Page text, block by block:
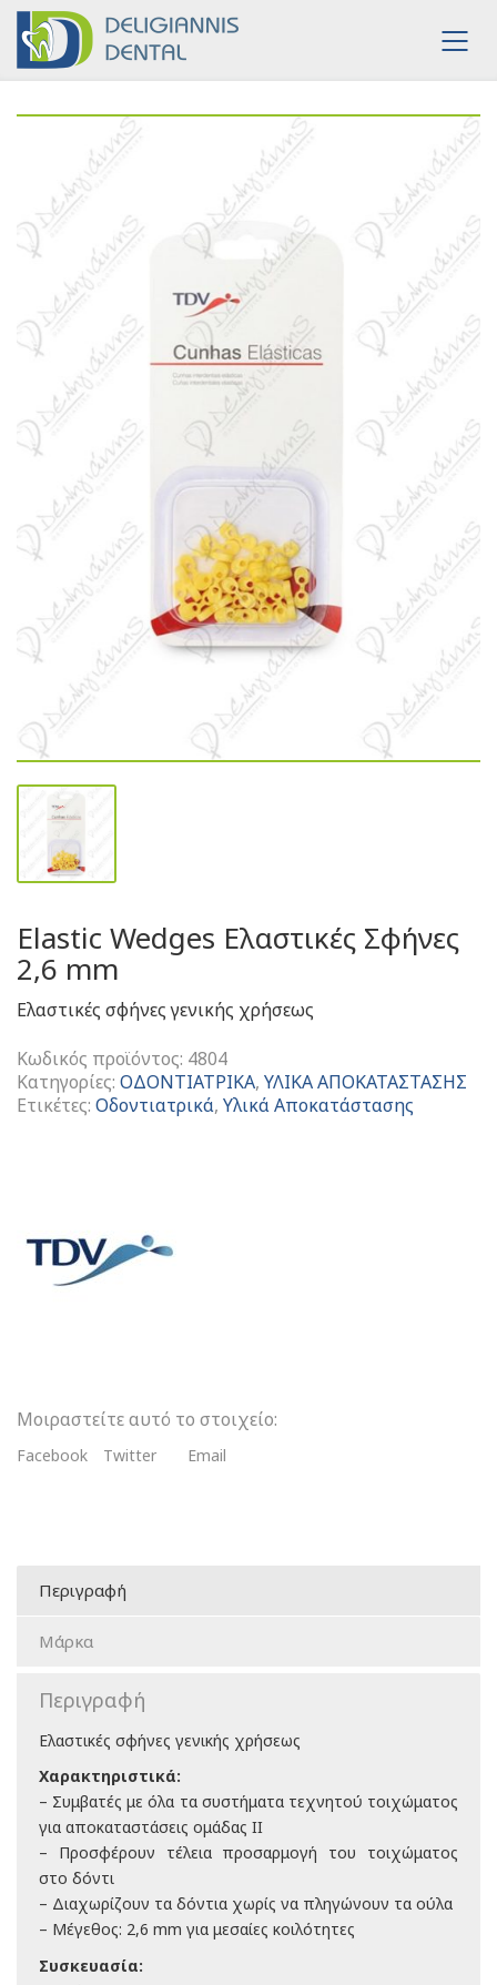
Elastic Wedges Ελαστικές Σφήνες
2,6 mm
Ελαστικές σφήνες γενικής χρήσεως
Κωδικός προϊόντος: 4804
Κατηγορίες: ΟΔΟΝΤΙΑΤΡΙΚΑ, ΥΛΙΚΑ ΑΠΟΚΑΤΑΣΤΑΣΗΣ
Ετικέτες: Οδοντιατρικά, Υλικά Αποκατάστασης
2,6
mm
ποσότητα
Μοιραστείτε αυτό το στοιχείο:
Facebook Twitter Email
Περιγραφή
Μάρκα
Περιγραφή
Ελαστικές σφήνες γενικής χρήσεως
Χαρακτηριστικά:
– Συμβατές με όλα τα συστήματα τεχνητού τοιχώματος
για αποκαταστάσεις ομάδας ΙΙ
– Προσφέρουν τέλεια προσαρμογή του τοιχώματος
στο δόντι
– Διαχωρίζουν τα δόντια χωρίς να πληγώνουν τα ούλα
– Μέγεθος: 2,6 mm για μεσαίες κοιλότητες
Συσκευασία: